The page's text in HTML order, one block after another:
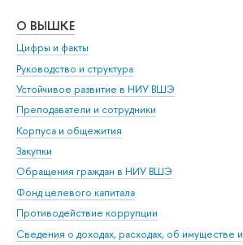
О ВЫШКЕ
Цифры и факты
Руководство и структура
Устойчивое развитие в НИУ ВШЭ
Преподаватели и сотрудники
Корпуса и общежития
Закупки
Обращения граждан в НИУ ВШЭ
Фонд целевого капитала
Противодействие коррупции
Сведения о доходах, расходах, об имуществе и